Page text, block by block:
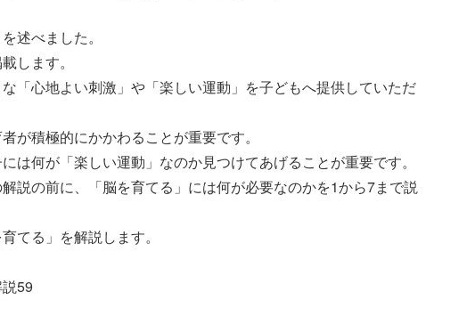
述べました。
します。
「心地よい刺激」や「楽しい運動」を子どもへ提供していただ
が積極的にかかわることが重要です。
は何が「楽しい運動」なのか見つけてあげることが重要です。
説の前に、「脳を育てる」には何が必要なのかを1から7まで説
てる」を解説します。
59